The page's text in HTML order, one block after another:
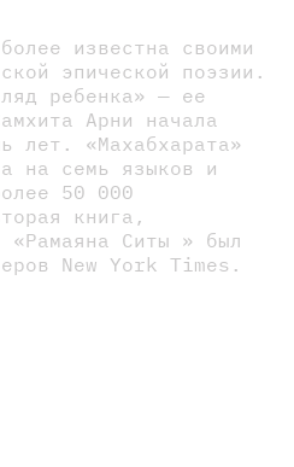
известна своими
эпической поэзии.
ребенка» — ее
Арни начала
лет. «Махабхарата»
на семь языков и
50 000
книга,
«Рамаяна Ситы » был
New York Times.